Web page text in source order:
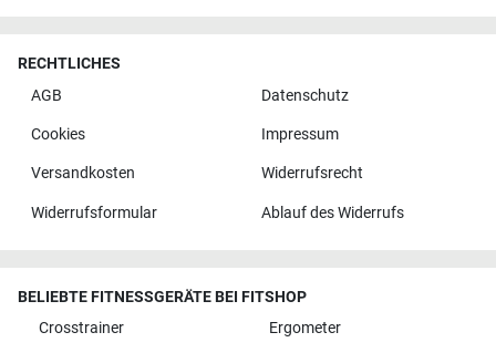
RECHTLICHES
AGB
Datenschutz
Cookies Impressum
Versandkosten Widerrufsrecht
Widerrufsformular Ablauf des Widerrufs
BELIEBTE FITNESSGERÄTE BEI FITSHOP
Crosstrainer
Ergometer